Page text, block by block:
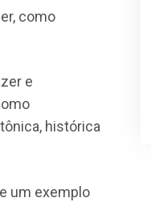
como
e
histórica
um exemplo